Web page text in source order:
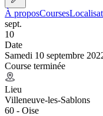
À proposCourses
sept.
10
Date
Samedi 10 septembre
Course terminée
Lieu
Villeneuve-les-Sablons
60 - Oise